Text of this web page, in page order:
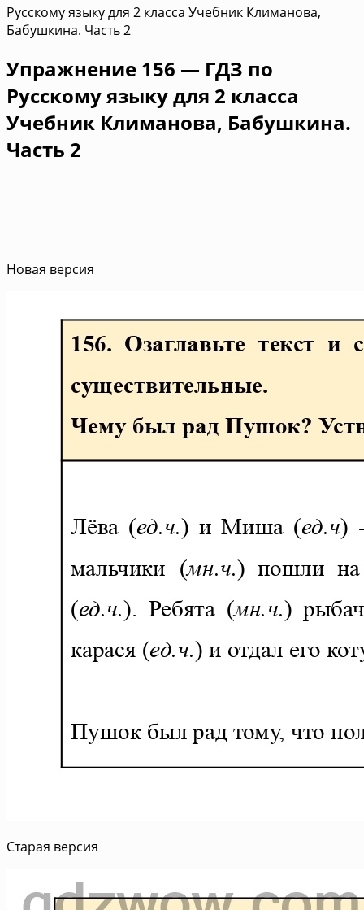
Русскому языку для 2 класса Учебник Климанова,
Бабушкина. Часть 2
Упражнение 156 — ГДЗ по
Русскому языку для 2 класса
Учебник Климанова, Бабушкина.
Часть 2
Новая версия
Старая версия